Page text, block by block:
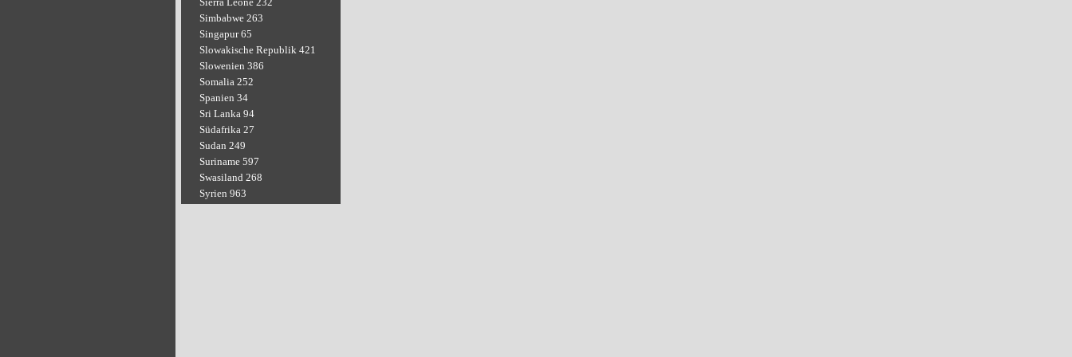
Simbabwe 263
Singapur 65
Slowakische Republik 421
Slowenien 386
Somalia 252
Spanien 34
Sri Lanka 94
Südafrika 27
Sudan 249
Suriname 597
Swasiland 268
Syrien 963